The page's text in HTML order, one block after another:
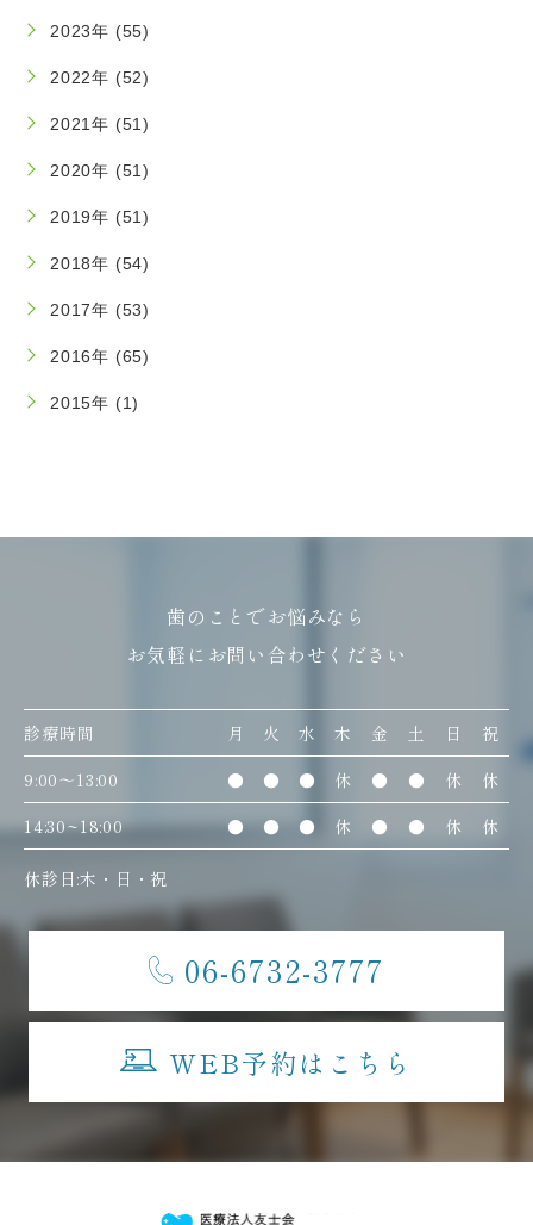
2023年 (55)
2022年 (52)
2021年 (51)
2020年 (51)
2019年 (51)
2018年 (54)
2017年 (53)
2016年 (65)
2015年 (1)
歯のことでお悩みなら
お気軽にお問い合わせください
診療時間 月 火 水 木 金 土 日
祝
9:00〜13:00
● ● ● 休 ● ● 休
休
14:30~18:00
● ● ● 休 ● ● 休 休
休診日:木・日・祝
06-6732-3777
WEB予約はこちら